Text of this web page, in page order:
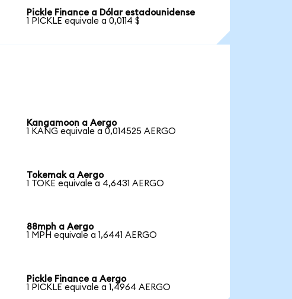
Pickle Finance a Dólar estadounidense
1 PICKLE equivale a 0,0114 $
Kangamoon a Aergo
1 KANG equivale a 0,014525 AERGO
Tokemak a Aergo
1 TOKE equivale a 4,6431 AERGO
88mph a Aergo
1 MPH equivale a 1,6441 AERGO
Pickle Finance a Aergo
1 PICKLE equivale a 1,4964 AERGO